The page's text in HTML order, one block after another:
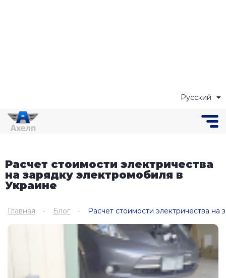
Русский
Українська
Расчет стоимости электричества
на зарядку электромобиля в
Украине
Главная Блог Расчет стоимости электричества